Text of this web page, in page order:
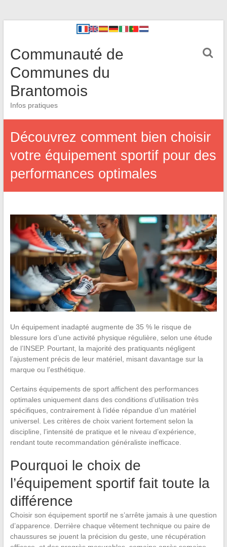
Communauté de
Communes du
Brantomois
Infos pratiques
Découvrez comment bien choisir
votre équipement sportif pour des
performances optimales
Un équipement inadapté augmente de 35 % le risque de
blessure lors d’une activité physique régulière, selon une étude
de l’INSEP. Pourtant, la majorité des pratiquants négligent
l’ajustement précis de leur matériel, misant davantage sur la
marque ou l’esthétique.
Certains équipements de sport affichent des performances
optimales uniquement dans des conditions d’utilisation très
spécifiques, contrairement à l’idée répandue d’un matériel
universel. Les critères de choix varient fortement selon la
discipline, l’intensité de pratique et le niveau d’expérience,
rendant toute recommandation généraliste inefficace.
Pourquoi le choix de
l’équipement sportif fait toute la
différence
Choisir son équipement sportif ne s’arrête jamais à une question
d’apparence. Derrière chaque vêtement technique ou paire de
chaussures se jouent la précision du geste, une récupération